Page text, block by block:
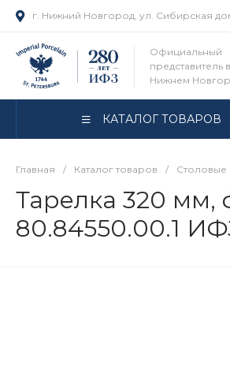
г. Нижний Новгород, ул. Сибирская
Официальный
представитель в
Нижнем
КАТАЛОГ ТОВАРОВ
Главная / Каталог товаров / Столовые
Тарелка 320 мм,
80.84550.00.1